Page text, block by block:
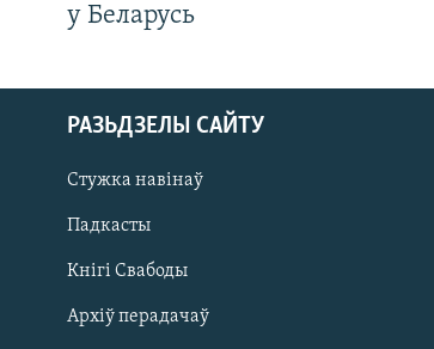
у Беларусь
РАЗЬДЗЕЛЫ САЙТУ
Стужка навінаў
Падкасты
Кнігі Свабоды
Архіў перадачаў